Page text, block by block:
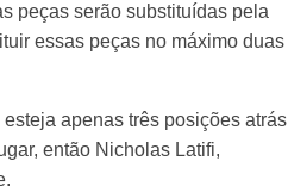
peças serão substituídas pela
essas peças no máximo duas
apenas três posições atrás
então Nicholas Latifi,